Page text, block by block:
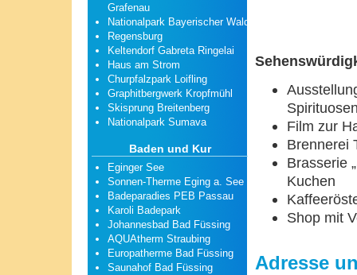
Grafenau
Nationalpark Bayerischer Wald
Regensburg
Keltendorf Gabreta Ringelai
Haus am Strom
Churpfalzpark Loifling
Graphitbergwerk Kropfmühl
Skisprung Breitenberg
Nationalpark Sumava
Baden und Kur
Eginger See
Sonnen-Therme Eging a. See
Badeparadies PEB Passau
Karoli Badepark
Johannesbad Bad Füssing
AQUAtherm Straubing
Europatherme Bad Füssing
Saunahof Bad Füssing
Film zur
Brennerei
Brasserie
Kuchen
Shop mit
Adresse